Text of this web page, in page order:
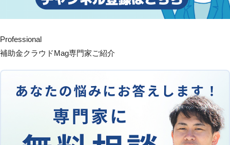
Professional
補助金クラウドMag専門家ご紹介